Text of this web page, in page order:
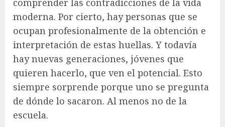
comprender las contradicciones de la vida
moderna. Por cierto, hay personas que se
ocupan profesionalmente de la obtención e
interpretación de estas huellas. Y todavía
hay nuevas generaciones, jóvenes que
quieren hacerlo, que ven el potencial. Esto
siempre sorprende porque uno se pregunta
de dónde lo sacaron. Al menos no de la
escuela.